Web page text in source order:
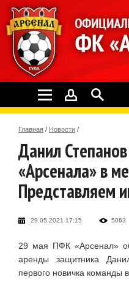
Главная / Новости /
Данил
«Арсенала» в
Представляем
29.05.2021 17:15 5063
29 мая ПФК «Арсенал»
аренды защитника
первого новичка команды